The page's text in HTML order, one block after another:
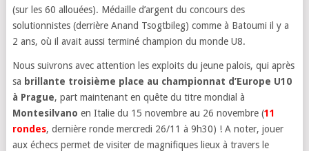
(sur les 60 allouées). Médaille d’argent du concours des
solutionnistes (derrière Anand Tsogtbileg) comme à Batoumi il y a
2 ans, où il avait aussi terminé champion du monde U8.
Nous suivrons avec attention les exploits du jeune palois, qui après
sa brillante troisième place au championnat d’Europe U10
à Prague, part maintenant en quête du titre mondial à
Montesilvano en Italie du 15 novembre au 26 novembre (11
rondes, dernière ronde mercredi 26/11 à 9h30) ! A noter, jouer
aux échecs permet de visiter de magnifiques lieux à travers le